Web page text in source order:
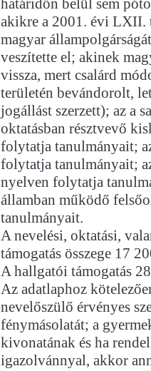
akikre a 2001. évi LXII.
magyar
veszítette el; akinek
vissza, mert csalárd
területén bevándorolt,
jogállást szerzett); az a
oktatásban résztvevő
folytatja tanulmányait;
folytatja tanulmányait;
nyelven folytatja
államban működő
tanulmányait.
A nevelési, oktatási,
támogatás összege 17
A hallgatói támogatás
Az adatlaphoz
nevelőszülő érvényes
fénymásolatát; a
kivonatának és ha
igazolvánnyal, akkor